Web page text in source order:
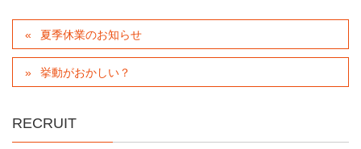
夏季休業のお知らせ
挙動がおかしい？
RECRUIT